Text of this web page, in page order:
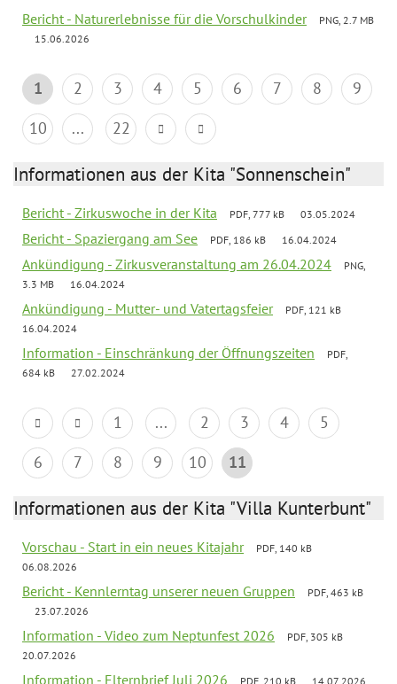
Bericht - Naturerlebnisse für die Vorschulkinder
PNG, 2.7 MB
15.06.2026
1 2 3 4 5 6 7 8
9
10
... 22
Informationen aus der Kita "Sonnenschein"
Bericht - Zirkuswoche in der Kita PDF, 777 kB 03.05.2024
Bericht - Spaziergang am See PDF, 186 kB 16.04.2024
Ankündigung - Zirkusveranstaltung am 26.04.2024
PNG,
3.3 MB
16.04.2024
Ankündigung - Mutter- und Vatertagsfeier
PDF, 121 kB
16.04.2024
Information - Einschränkung der Öffnungszeiten
PDF,
684 kB
27.02.2024
1 ... 2 3 4
5
6
7 8 9 10 11
Informationen aus der Kita "Villa Kunterbunt"
Vorschau - Start in ein neues Kitajahr
PDF, 140 kB
06.08.2026
Bericht - Kennlerntag unserer neuen Gruppen
PDF, 463 kB
23.07.2026
Information - Video zum Neptunfest 2026
PDF, 305 kB
20.07.2026
Information - Elternbrief Juli 2026 PDF, 210 kB 14.07.2026